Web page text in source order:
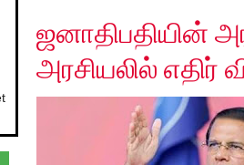
ஜனாதிபதியின்
அரசியலில்